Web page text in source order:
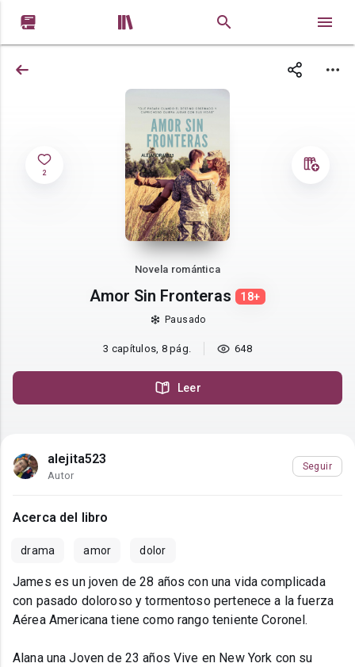
 
2
Novela romántica
Amor Sin Fronteras 18+
Pausado
3 capítulos, 8 pág. 648
Leer
alejita523
Autor
Seguir
Acerca del libro
drama amor dolor
James es un joven de 28 años con una vida complicada
con pasado doloroso y tormentoso pertenece a la fuerza
Aérea Americana tiene como rango teniente Coronel.
Alana una Joven de 23 años Vive en New York con su